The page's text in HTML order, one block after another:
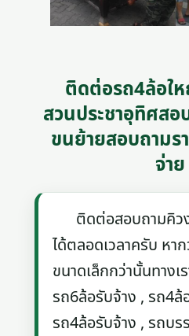
ติดต่อรถ4ล้อใ
สวนประชาอุทิศสอ
ขนย้ายสอบถามร
จ่าย
ติดต่อสอบถามคิวง
ได้ตลอดเวลาครับ หา
ขนาดเล็กกว่านั้นทางเ
รถ6ล้อรับจ้าง , รถ4
รถ4ล้อรับจ้าง , รถบ